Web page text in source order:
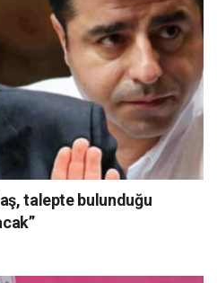
talepte bulunduğu